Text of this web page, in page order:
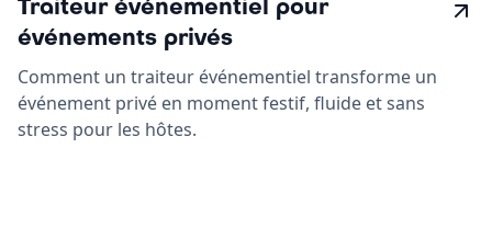
Traiteur événementiel pour
événements privés
Comment un traiteur événementiel transforme un
événement privé en moment festif, fluide et sans
stress pour les hôtes.